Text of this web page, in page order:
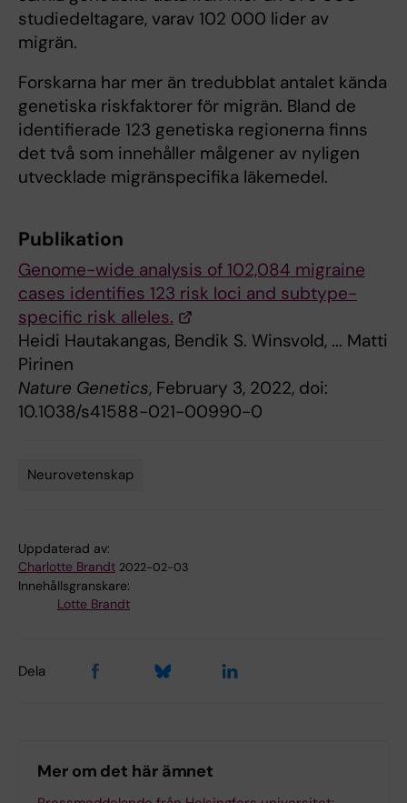
studiedeltagare, varav 102 000 lider av
migrän.
Forskarna har mer än tredubblat antalet kända
genetiska riskfaktorer för migrän. Bland de
identifierade 123 genetiska regionerna finns
det två som innehåller målgener av nyligen
utvecklade migränspecifika läkemedel.
Publikation
Genome-wide analysis of 102,084 migraine
cases identifies 123 risk loci and subtype-
specific risk alleles.
Heidi Hautakangas, Bendik S. Winsvold, ... Matti
Pirinen
Nature Genetics, February 3, 2022, doi:
10.1038/s41588-021-00990-0
Neurovetenskap
Uppdaterad av:
Charlotte Brandt 2022-02-03
Innehållsgranskare:
Lotte Brandt
Dela
Mer om det här ämnet